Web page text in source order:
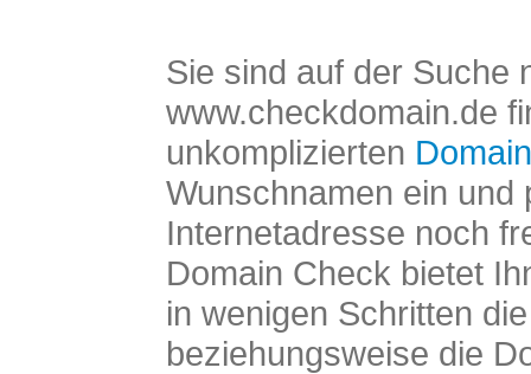
Sie sind auf der Suche
www.checkdomain.de
unkomplizierten
Wunschnamen ein und
Internetadresse noch
Domain Check bietet
in wenigen Schritten
beziehungsweise die